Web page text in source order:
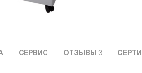
СЕРВИС ОТЗЫВЫ 3